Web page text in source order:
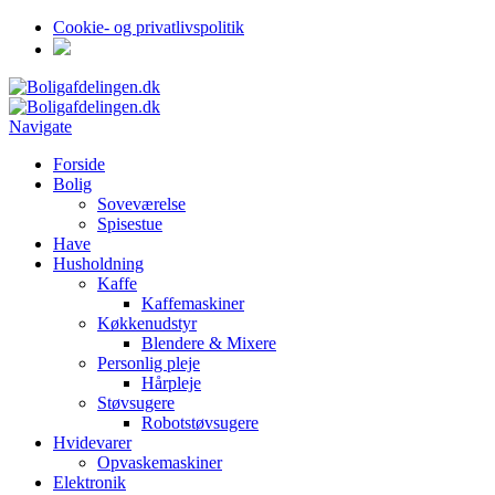
Cookie- og privatlivspolitik
Navigate
Forside
Bolig
Soveværelse
Spisestue
Have
Husholdning
Kaffe
Kaffemaskiner
Køkkenudstyr
Blendere & Mixere
Personlig pleje
Hårpleje
Støvsugere
Robotstøvsugere
Hvidevarer
Opvaskemaskiner
Elektronik